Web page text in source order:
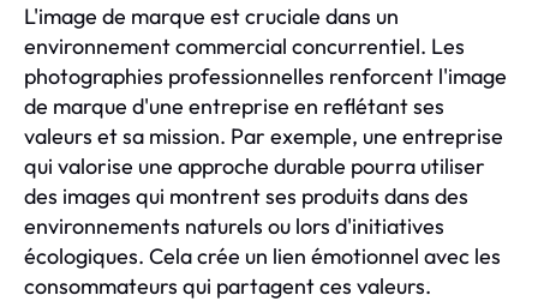
L'image de marque est cruciale dans un
environnement commercial concurrentiel. Les
photographies professionnelles renforcent l'image
de marque d'une entreprise en reflétant ses
valeurs et sa mission. Par exemple, une entreprise
qui valorise une approche durable pourra utiliser
des images qui montrent ses produits dans des
environnements naturels ou lors d'initiatives
écologiques. Cela crée un lien émotionnel avec les
consommateurs qui partagent ces valeurs.